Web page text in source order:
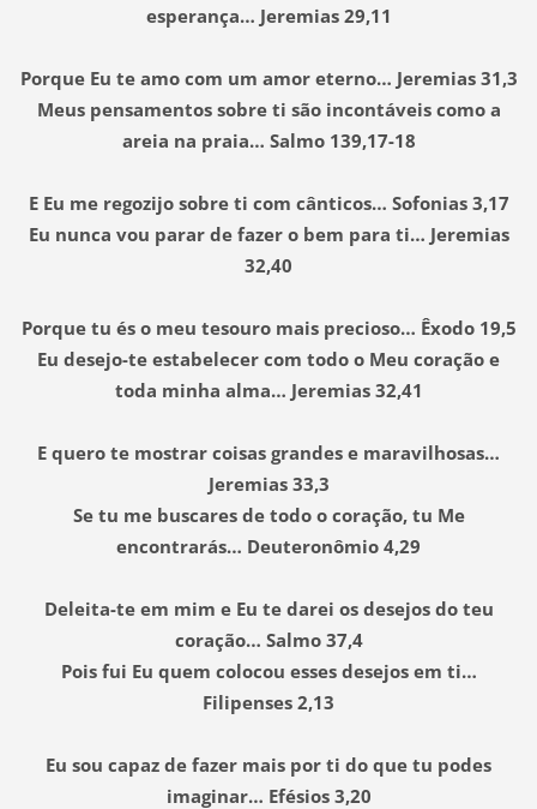
esperança… Jeremias 29,11
Porque Eu te amo com um amor eterno… Jeremias 31,3
Meus pensamentos sobre ti são incontáveis como a
areia na praia… Salmo 139,17-18
E Eu me regozijo sobre ti com cânticos… Sofonias 3,17
Eu nunca vou parar de fazer o bem para ti… Jeremias
32,40
Porque tu és o meu tesouro mais precioso… Êxodo 19,5
Eu desejo-te estabelecer com todo o Meu coração e
toda minha alma… Jeremias 32,41
E quero te mostrar coisas grandes e maravilhosas…
Jeremias 33,3
Se tu me buscares de todo o coração, tu Me
encontrarás… Deuteronômio 4,29
Deleita-te em mim e Eu te darei os desejos do teu
coração… Salmo 37,4
Pois fui Eu quem colocou esses desejos em ti…
Filipenses 2,13
Eu sou capaz de fazer mais por ti do que tu podes
imaginar… Efésios 3,20